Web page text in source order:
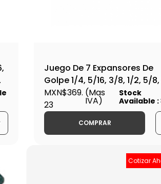
Juego De 7 Expansores De
Golpe 1/4, 5/16, 3/8, 1/2, 5/8,
7/8 - Ft-308
MXN$369.
23
(Mas
IVA)
Stock
Available :
COMPRAR
Cotizar